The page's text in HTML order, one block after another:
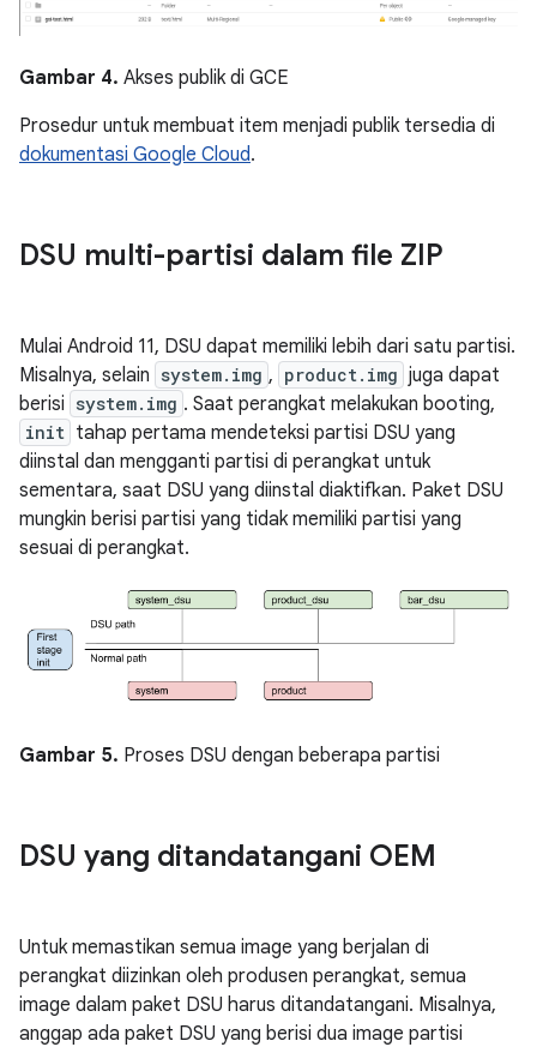
Gambar 4. Akses publik di GCE
Prosedur untuk membuat item menjadi publik tersedia di
dokumentasi Google Cloud.
DSU multi-partisi dalam file ZIP
Mulai Android 11, DSU dapat memiliki lebih dari satu partisi.
Misalnya, selain system.img , product.img juga dapat
berisi system.img . Saat perangkat melakukan booting,
init tahap pertama mendeteksi partisi DSU yang
diinstal dan mengganti partisi di perangkat untuk
sementara, saat DSU yang diinstal diaktifkan. Paket DSU
mungkin berisi partisi yang tidak memiliki partisi yang
sesuai di perangkat.
Gambar 5. Proses DSU dengan beberapa partisi
DSU yang ditandatangani OEM
Untuk memastikan semua image yang berjalan di
perangkat diizinkan oleh produsen perangkat, semua
image dalam paket DSU harus ditandatangani. Misalnya,
anggap ada paket DSU yang berisi dua image partisi